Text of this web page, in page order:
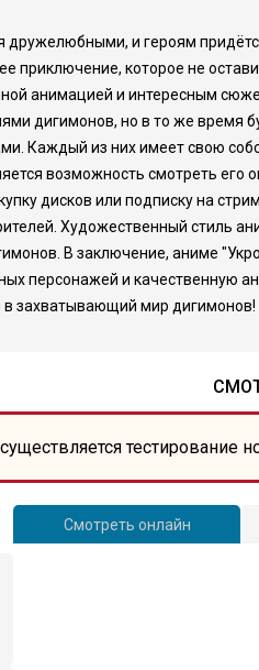
дружелюбными, и героям
приключение, которое не
анимацией и интересным
дигимонов, но в то же время
Каждый из них имеет свою
возможность смотреть его
дисков или подписку на
Художественный стиль
В заключение, аниме
персонажей и качественную
в захватывающий мир дигимонов!
тестирование
Смотреть онлайн